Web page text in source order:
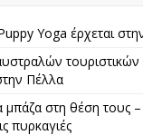
Yoga έρχεται
τουριστικών
Πέλλα
μπάζα στη θέση τους –
πυρκαγιές